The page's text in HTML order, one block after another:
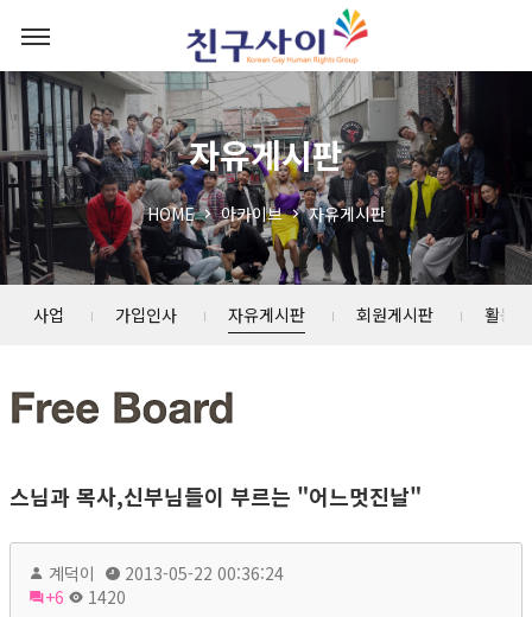
자유게시판
HOME 아카이브 자유게시판
년 사업 가입인사 자유게시판 회원게시판 활동
스님과 목사,신부님들이 부르는 "어느멋진날"
계덕이
2013-05-22 00:36:24
+6
1420